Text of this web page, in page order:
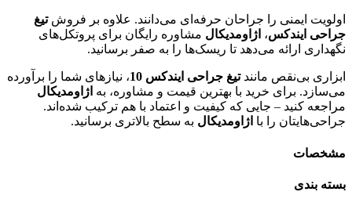
اولویت ایمنی را جراحان حرفه‌ای می‌دانند. علاوه بر فروشتیغ
جراحی ایندکس، اژاومدیکال مشاوره رایگان برای پروتکل‌های
نگهداری ارائه می‌دهد تا ریسک‌ها را به صفر برسانید.
ابزاری بی‌نقص مانندتیغ جراحی ایندکس 10
، نیازهای شما را برآورده
می‌سازد. برای خرید با بهترین قیمت و مشاوره، به اژاومدیکال
مراجعه کنید – جایی که کیفیت و اعتماد با هم ترکیب شده‌اند.
جراحی‌هایتان را با اژاومدیکال به سطح بالاتری برسانید.
مشخصات
بسته بندی